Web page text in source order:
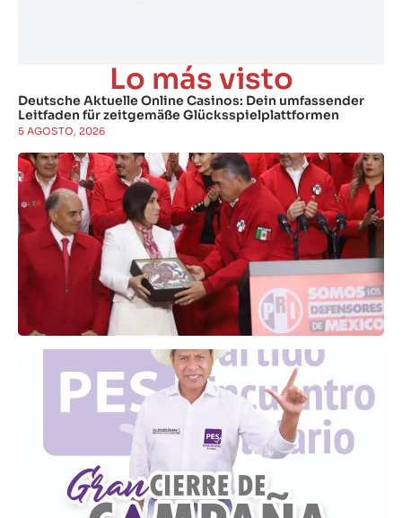
Lo más visto
Deutsche Aktuelle Online Casinos: Dein umfassender
Leitfaden für zeitgemäße Glücksspielplattformen
5 AGOSTO, 2026